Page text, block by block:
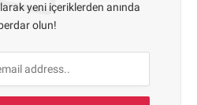
yeni içeriklerden anında
olun!